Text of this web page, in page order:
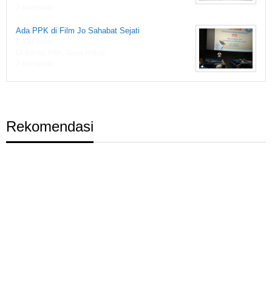
Ada PPK di Film Jo Sahabat Sejati
Rekomendasi